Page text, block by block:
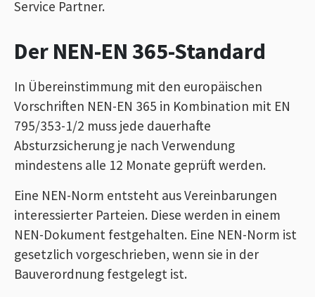
Service Partner.
Der NEN-EN 365-Standard
In Übereinstimmung mit den europäischen
Vorschriften NEN-EN 365 in Kombination mit EN
795/353-1/2 muss jede dauerhafte
Absturzsicherung je nach Verwendung
mindestens alle 12 Monate geprüft werden.
Eine NEN-Norm entsteht aus Vereinbarungen
interessierter Parteien. Diese werden in einem
NEN-Dokument festgehalten. Eine NEN-Norm ist
gesetzlich vorgeschrieben, wenn sie in der
Bauverordnung festgelegt ist.